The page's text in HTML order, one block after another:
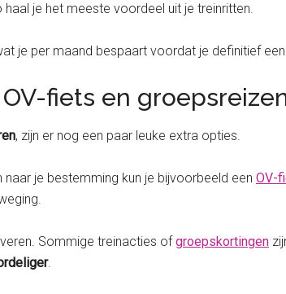
je het meeste voordeel uit je treinritten.
je per maand bespaart voordat je definitief
fiets en
, zijn er nog een paar leuke extra opties.
je bestemming kun je bijvoorbeeld een OV-
Sommige treinacties of groepskortingen
.